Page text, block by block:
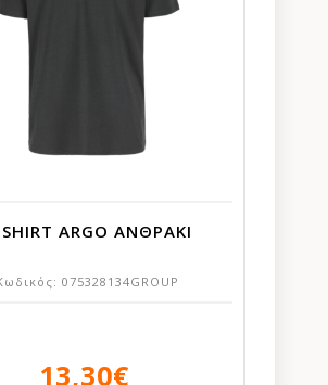
ARGO ΑΝΘΡΑΚΙ
075328134GROUP
13,30€